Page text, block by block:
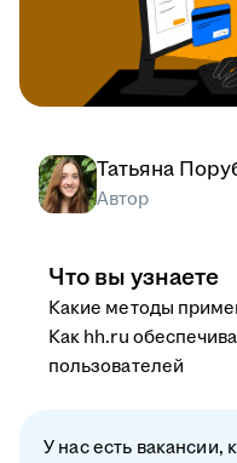
Татьяна
Автор
Что вы узнаете
Какие методы
Как hh.ru
пользователей
У нас есть вакансии,